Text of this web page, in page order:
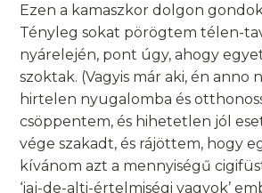
Ezen a kamaszkor dolgon
Tényleg sokat pörögtem télen-
nyárelején, pont úgy, ahogy
szoktak. (Vagyis már aki, én anno
hirtelen nyugalomba és
csöppentem, és hihetetlen jól
vége szakadt, és rájöttem, hogy
kívánom azt a mennyiségű
‘jaj-de-alti-értelmiségi vagyok’